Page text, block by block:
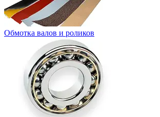
Обмотка валов и роликов